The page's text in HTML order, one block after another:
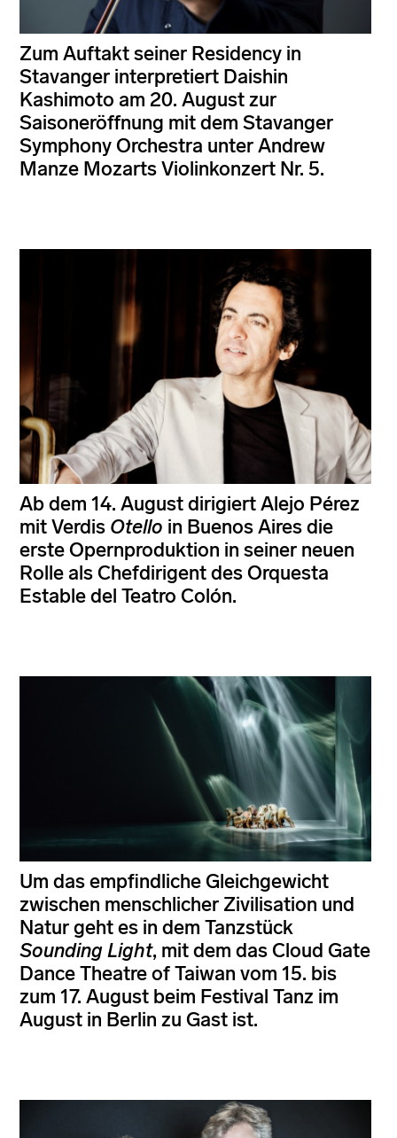
Zum Auftakt seiner Residency in
Stavanger interpretiert Daishin
Kashimoto am 20. August zur
Saisoneröffnung mit dem Stavanger
Symphony Orchestra unter Andrew
Manze Mozarts Violinkonzert Nr. 5.
Ab dem 14. August dirigiert Alejo Pérez
mit Verdis Otello in Buenos Aires die
erste Opernproduktion in seiner neuen
Rolle als Chefdirigent des Orquesta
Estable del Teatro Colón.
Um das empfindliche Gleichgewicht
zwischen menschlicher Zivilisation und
Natur geht es in dem Tanzstück
Sounding Light, mit dem das Cloud Gate
Dance Theatre of Taiwan vom 15. bis
zum 17. August beim Festival Tanz im
August in Berlin zu Gast ist.